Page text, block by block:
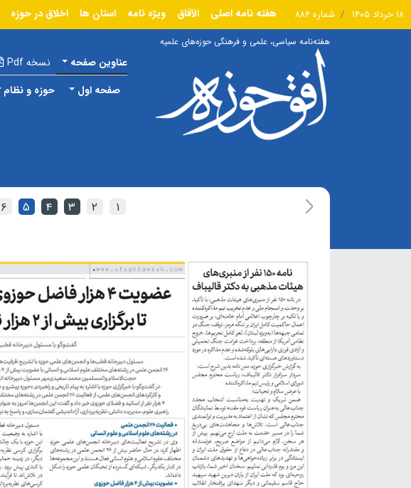
۱۸ خرداد ۱۴۰۵ شماره ۸۸۴ هفته نامه اصلی الآفاق ویژه نامه استان ها اخلاق در حوزه
هفته‌نامه سیاسی، علمی و فرهنگی حوزه‌های علمیه
عناوین صفحه نسخه Pdf
صفحه اول حوزه و نظام
۱ ۲ ۳ ۴ ۵ ۶